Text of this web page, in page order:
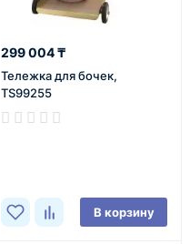
299 004 ₸
Тележка для бочек,
TS99255
В корзину